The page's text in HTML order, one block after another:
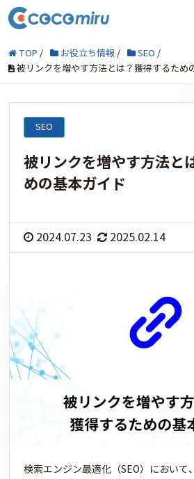
TOP / お役立ち情報 / SEO /
被リンクを増やす方法とは？獲得するため
SEO
被リンクを増やす方法と
めの基本ガイド
2024.07.23 2025.02.14
検索エンジン最適化（SEO）において